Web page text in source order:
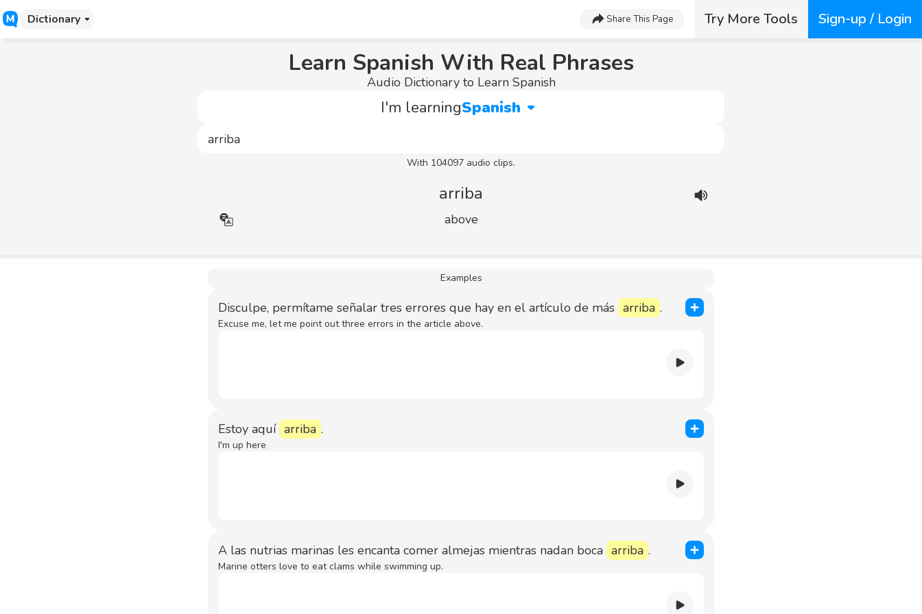
Dictionary Share This Page Try More Tools Sign-up / Login
Learn Spanish With Real Phrases
Audio Dictionary to Learn Spanish
I'm learningSpanish
With 104097 audio clips.
arriba
above
Examples
Disculpe, permítame señalar tres errores que hay en el artículo de más arriba .
Excuse me, let me point out three errors in the article above.
Estoy aquí arriba .
I'm up here
A las nutrias marinas les encanta comer almejas mientras nadan boca arriba .
Marine otters love to eat clams while swimming up.